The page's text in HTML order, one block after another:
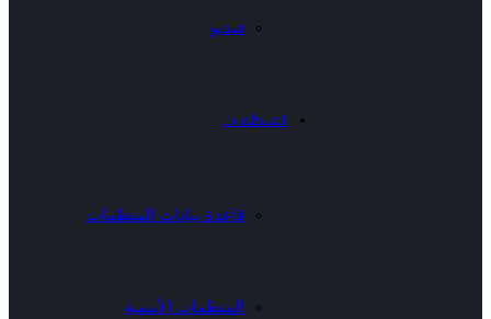
فيديو
المنظمات
قاعدة بيانات المنظمات
المنظمات الأممية